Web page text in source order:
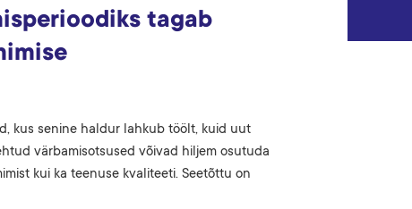
tagab
kus senine haldur lahkub töölt, kuid uut
värbamisotsused võivad hiljem osutuda
kui ka teenuse kvaliteeti. Seetõttu on